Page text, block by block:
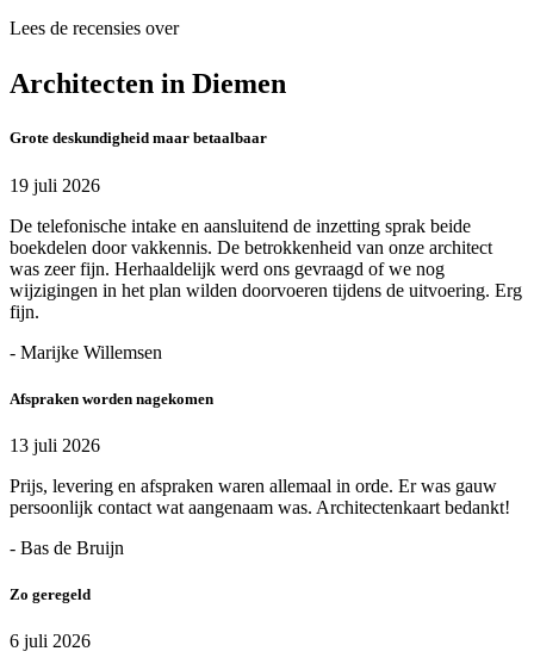
Lees de recensies over
Architecten in Diemen
Grote deskundigheid maar betaalbaar
19 juli 2026
De telefonische intake en aansluitend de inzetting sprak beide
boekdelen door vakkennis. De betrokkenheid van onze architect
was zeer fijn. Herhaaldelijk werd ons gevraagd of we nog
wijzigingen in het plan wilden doorvoeren tijdens de uitvoering. Erg
fijn.
- Marijke Willemsen
Afspraken worden nagekomen
13 juli 2026
Prijs, levering en afspraken waren allemaal in orde. Er was gauw
persoonlijk contact wat aangenaam was. Architectenkaart bedankt!
- Bas de Bruijn
Zo geregeld
6 juli 2026